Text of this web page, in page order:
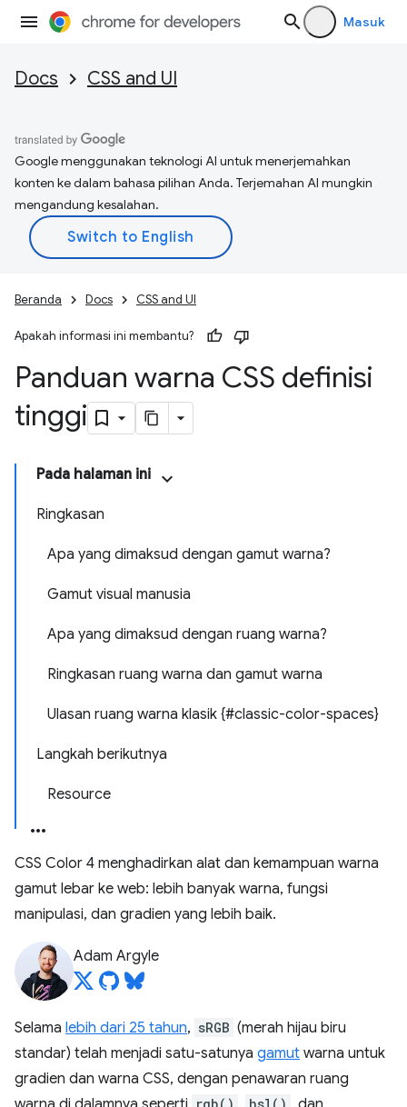
Masuk
Docs CSS and UI
Google menggunakan teknologi AI untuk menerjemahkan
konten ke dalam bahasa pilihan Anda. Terjemahan AI mungkin
mengandung kesalahan.
Beranda Docs CSS and UI
Apakah informasi ini membantu?
Panduan warna CSS definisi
tinggi
Pada halaman ini
Ringkasan
Apa yang dimaksud dengan gamut warna?
Gamut visual manusia
Apa yang dimaksud dengan ruang warna?
Ringkasan ruang warna dan gamut warna
Ulasan ruang warna klasik {#classic-color-spaces}
Langkah berikutnya
Resource
CSS Color 4 menghadirkan alat dan kemampuan warna
gamut lebar ke web: lebih banyak warna, fungsi
manipulasi, dan gradien yang lebih baik.
Adam Argyle
Selama lebih dari 25 tahun, sRGB (merah hijau biru
standar) telah menjadi satu-satunya gamut warna untuk
gradien dan warna CSS, dengan penawaran ruang